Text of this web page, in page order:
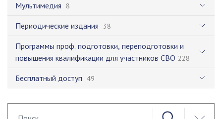
Мультимедия 8
Периодические издания 38
Программы проф. подготовки, переподготовки и
повышения квалификации для участников СВО 228
Бесплатный доступ 49